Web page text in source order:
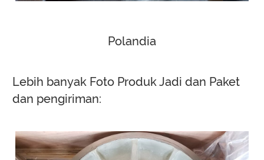
Polandia
Lebih banyak Foto Produk Jadi dan Paket
dan pengiriman: